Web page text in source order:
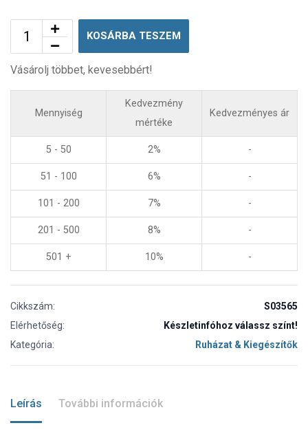
KOSÁRBA TESZEM
Vásárolj többet, kevesebbért!
Mennyiség
Kedvezmény
mértéke
Kedvezményes ár
5 - 50 2% -
51 - 100 6% -
101 - 200 7% -
201 - 500 8% -
501 + 10% -
Cikkszám:
S03565
Elérhetőség:
Készletinfóhoz válassz színt!
Kategória:
Ruházat & Kiegészítők
Leírás További információk